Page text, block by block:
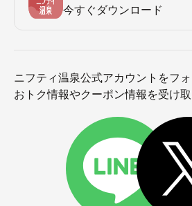
今すぐダウンロード
ニフティ温泉公式アカウントをフ
おトク情報やクーポン情報を受け取